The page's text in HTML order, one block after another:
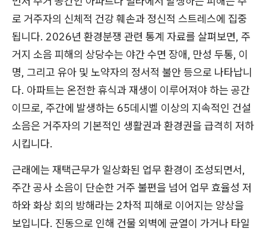
로 거주자의 신체적 건강 훼손과 정신적 스트레스에 집중
됩니다. 2026년 환경분쟁 관련 통계 자료를 살펴보면, 주
거지 소음 피해의 상당수는 야간 수면 장애, 만성 두통, 이
명, 그리고 유아 및 노약자의 정서적 불안 등으로 나타납니
다. 아파트는 온전한 휴식과 재생이 이루어져야 하는 공간
이므로, 주간에 발생하는 65데시벨 이상의 지속적인 건설
소음은 거주자의 기본적인 생활권과 환경권을 급격히 저하
시킵니다.
근래에는 재택근무가 일상화된 업무 환경이 조성되면서,
주간 공사 소음이 단순한 거주 불편을 넘어 업무 효율성 저
하와 화상 회의 방해라는 2차적 피해로 이어지는 양상을
보입니다. 진동으로 인해 건물 외벽에 균열이 가거나 타일